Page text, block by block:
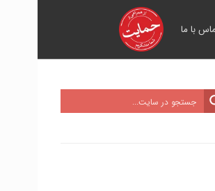
با ما